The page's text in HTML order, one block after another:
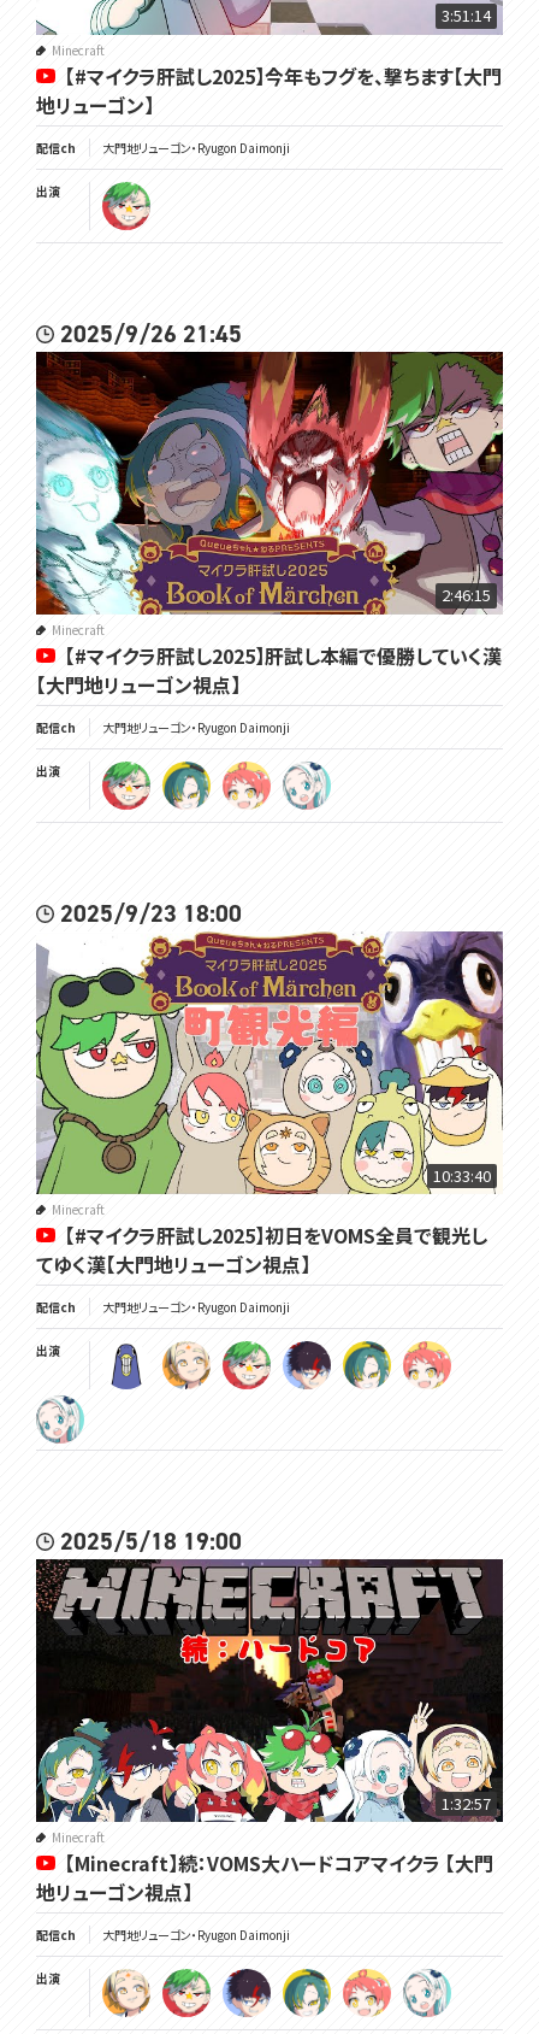
3:51:14
Minecraft
【#マイクラ肝試し2025】今年もフグを、撃ちます【大門
地リューゴン】
配信ch 大門地リューゴン・Ryugon Daimonji
出演
2025/9/26 21:45
2:46:15
Minecraft
【#マイクラ肝試し2025】肝試し本編で優勝していく漢
【大門地リューゴン視点】
配信ch 大門地リューゴン・Ryugon Daimonji
出演
2025/9/23 18:00
10:33:40
Minecraft
【#マイクラ肝試し2025】初日をVOMS全員で観光し
てゆく漢【大門地リューゴン視点】
配信ch 大門地リューゴン・Ryugon Daimonji
出演
2025/5/18 19:00
1:32:57
Minecraft
【Minecraft】続：VOMS大ハードコアマイクラ 【大門
地リューゴン視点】
配信ch 大門地リューゴン・Ryugon Daimonji
出演